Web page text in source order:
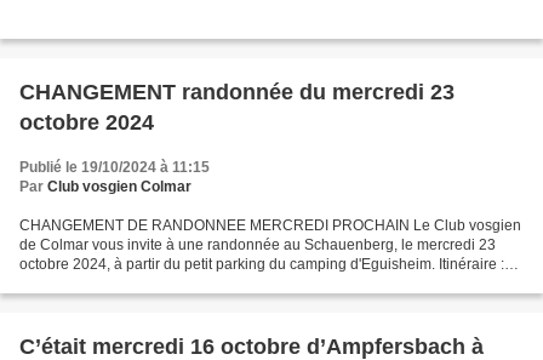
CHANGEMENT randonnée du mercredi 23
octobre 2024
Publié le 19/10/2024 à 11:15
Par Club vosgien Colmar
CHANGEMENT DE RANDONNEE MERCREDI PROCHAIN Le Club vosgien
de Colmar vous invite à une randonnée au Schauenberg, le mercredi 23
octobre 2024, à partir du petit parking du camping d'Eguisheim. Itinéraire :
C’était mercredi 16 octobre d’Ampfersbach à